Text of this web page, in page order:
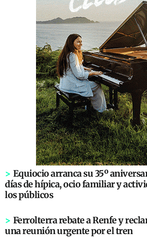
> Equiocio arranca su 35º
días de hípica, ocio familiar y
los públicos
> Ferrolterra rebate a Renfe y
una reunión urgente por el tren